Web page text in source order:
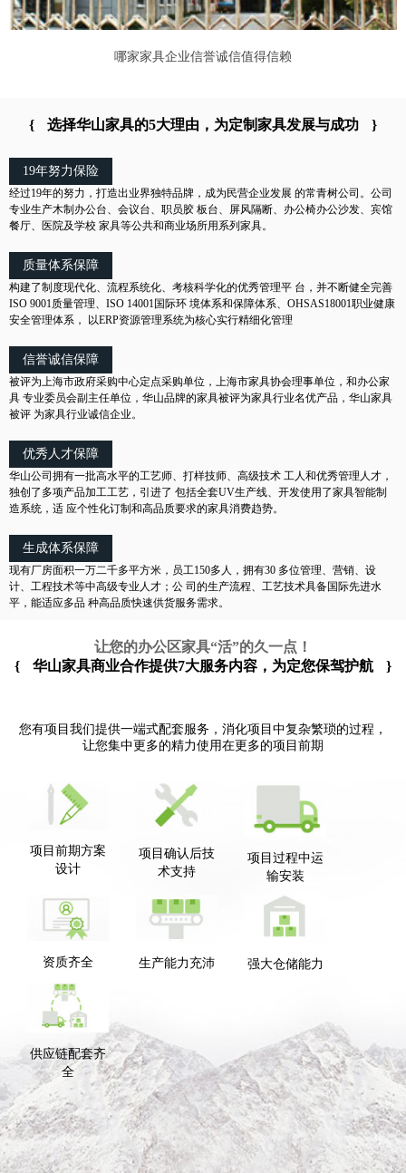
哪家家具企业信誉诚信值得信赖
{ 选择华山家具的5大理由，为定制家具发展与成功 }
19年努力保险
经过19年的努力，打造出业界独特品牌，成为民营企业发展 的常青树公司。公司
专业生产木制办公台、会议台、职员胶 板台、屏风隔断、办公椅办公沙发、宾馆
餐厅、医院及学校 家具等公共和商业场所用系列家具。
质量体系保障
构建了制度现代化、流程系统化、考核科学化的优秀管理平 台，并不断健全完善
ISO 9001质量管理、ISO 14001国际环 境体系和保障体系、OHSAS18001职业健康
安全管理体系， 以ERP资源管理系统为核心实行精细化管理
信誉诚信保障
被评为上海市政府采购中心定点采购单位，上海市家具协会理事单位，和办公家
具 专业委员会副主任单位，华山品牌的家具被评为家具行业名优产品，华山家具
被评 为家具行业诚信企业。
优秀人才保障
华山公司拥有一批高水平的工艺师、打样技师、高级技术 工人和优秀管理人才，
独创了多项产品加工工艺，引进了 包括全套UV生产线、开发使用了家具智能制
造系统，适 应个性化订制和高品质要求的家具消费趋势。
生成体系保障
现有厂房面积一万二千多平方米，员工150多人，拥有30 多位管理、营销、设
计、工程技术等中高级专业人才；公 司的生产流程、工艺技术具备国际先进水
平，能适应多品 种高品质快速供货服务需求。
让您的办公区家具“活”的久一点！
{
华山家具商业合作提供7大服务内容，为定您保驾护航 }
您有项目我们提供一端式配套服务，消化项目中复杂繁琐的过程，
让您集中更多的精力使用在更多的项目前期
项目前期方案
设计
项目确认后技
术支持
项目过程中运
输安装
资质齐全 生产能力充沛 强大仓储能力
供应链配套齐
全